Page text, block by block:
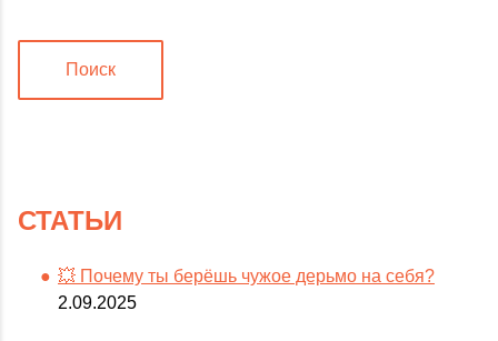
Поиск
СТАТЬИ
💥 Почему ты берёшь чужое дерьмо на себя?
2.09.2025